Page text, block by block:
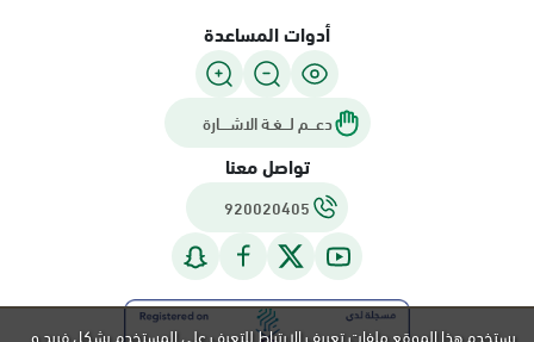
أدوات المساعدة
دعـــم لـــغـة الاشــــارة
تواصل معنا
920020405
يستخدم هذا الموقع ملفات تعريف الارتباط للتعرف على المستخدم بشكل فريد و